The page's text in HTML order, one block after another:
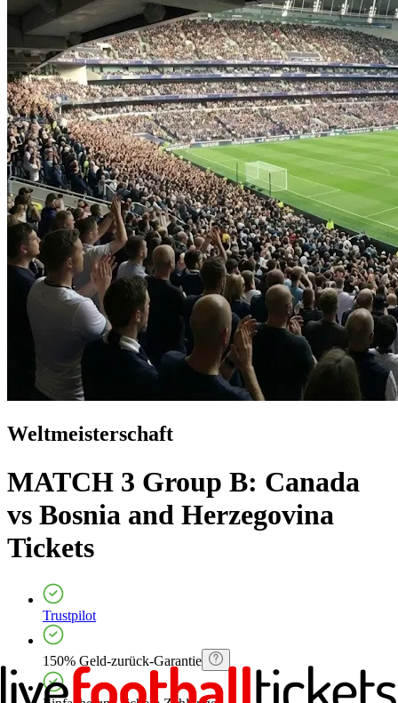
Weltmeisterschaft
MATCH 3 Group B: Canada
vs Bosnia and Herzegovina
Tickets
Trustpilot
150% Geld-zurück-Garantie